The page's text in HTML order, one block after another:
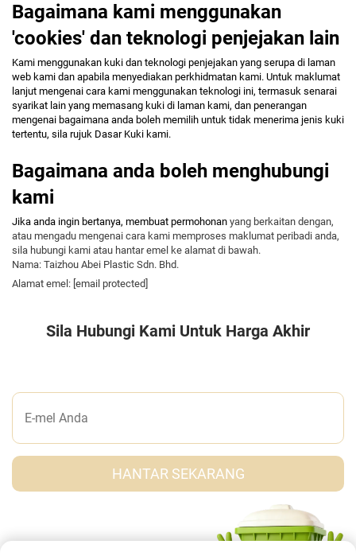
Bagaimana kami menggunakan
'cookies' dan teknologi penjejakan lain
Kami menggunakan kuki dan teknologi penjejakan yang serupa di laman
web kami dan apabila menyediakan perkhidmatan kami. Untuk maklumat
lanjut mengenai cara kami menggunakan teknologi ini, termasuk senarai
syarikat lain yang memasang kuki di laman kami, dan penerangan
mengenai bagaimana anda boleh memilih untuk tidak menerima jenis kuki
tertentu, sila rujuk Dasar Kuki kami.
Bagaimana anda boleh menghubungi
kami
Jika anda ingin bertanya, membuat permohonan yang berkaitan dengan,
atau mengadu mengenai cara kami memproses maklumat peribadi anda,
sila hubungi kami atau hantar emel ke alamat di bawah.
Nama: Taizhou Abei Plastic Sdn. Bhd.
Alamat emel: [email protected]
Sila Hubungi Kami Untuk Harga Akhir
HANTAR SEKARANG